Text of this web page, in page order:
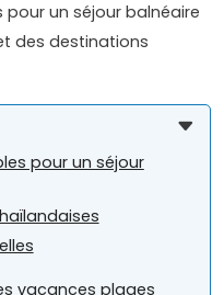
pour un séjour balnéaire
des destinations
pour un séjour
vacances plages